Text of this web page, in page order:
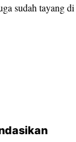
sudah tayang di